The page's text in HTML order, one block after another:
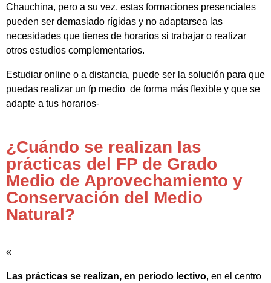
Chauchina, pero a su vez, estas formaciones presenciales
pueden ser demasiado rígidas y no adaptarsea las
necesidades que tienes de horarios si trabajar o realizar
otros estudios complementarios.
Estudiar online o a distancia, puede ser la solución para que
puedas realizar un fp medio de forma más flexible y que se
adapte a tus horarios-
¿Cuándo se realizan las
prácticas del FP de Grado
Medio de Aprovechamiento y
Conservación del Medio
Natural?
«
Las prácticas se realizan, en periodo lectivo, en el centro